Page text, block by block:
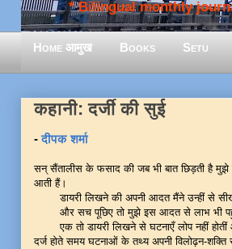
* Bilingual monthly
Home आमुख Books Setu
कहानी: दर्जी की सुई
-दीपक शर्मा
सन् सैंतालीस के फसाद की जब भी बात छिड़ती है मुझे
आती हैं।
डायरी लिखने की अपनी आदत मैंने उन्हीं से
और सच पूछिए तो मुझे इस आदत से लाभ भी
एक तो डायरी लिखने से घटनाएँ लोप नहीं
दर्ज होते समय घटनाओं के तथ्य अपनी विलोढ़न-